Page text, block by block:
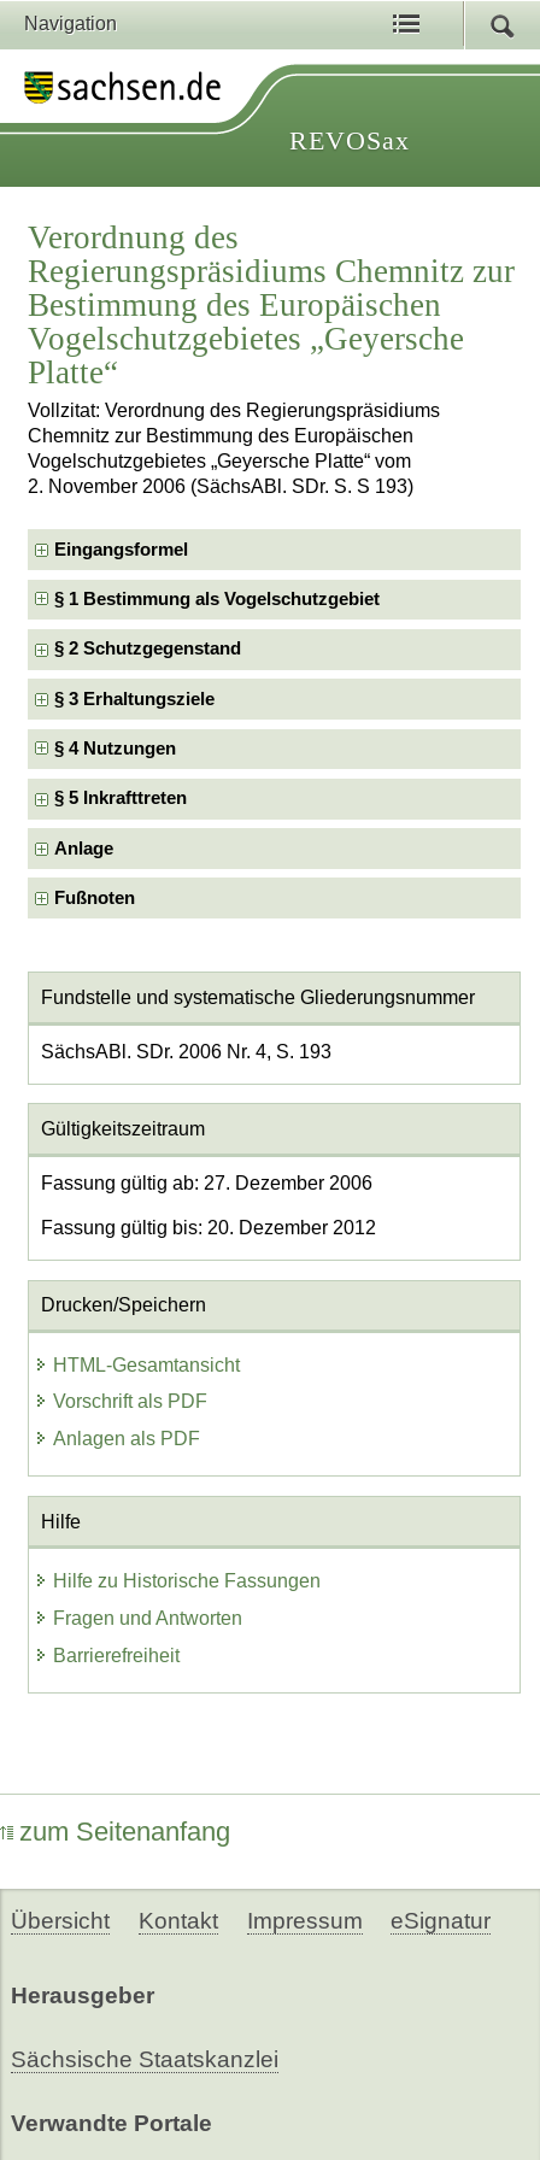
Navigation
REVOSax
Verordnung des
Regierungspräsidiums Chemnitz zur
Bestimmung des Europäischen
Vogelschutzgebietes „Geyersche
Platte“
Vollzitat: Verordnung des Regierungspräsidiums
Chemnitz zur Bestimmung des Europäischen
Vogelschutzgebietes „Geyersche Platte“ vom
2. November 2006 (SächsABl. SDr. S. S 193)
Eingangsformel
§ 1 Bestimmung als Vogelschutzgebiet
§ 2 Schutzgegenstand
§ 3 Erhaltungsziele
§ 4 Nutzungen
§ 5 Inkrafttreten
Anlage
Fußnoten
Fundstelle und systematische Gliederungsnummer
SächsABl. SDr. 2006 Nr. 4, S. 193
Gültigkeitszeitraum
Fassung gültig ab: 27. Dezember 2006
Fassung gültig bis: 20. Dezember 2012
Drucken/Speichern
HTML-Gesamtansicht
Vorschrift als PDF
Anlagen als PDF
Hilfe
Hilfe zu Historische Fassungen
Fragen und Antworten
Barrierefreiheit
zum Seitenanfang
Übersicht Kontakt Impressum eSignatur
Herausgeber
Sächsische Staatskanzlei
Verwandte Portale